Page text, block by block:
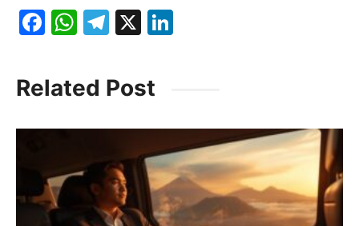
F
c
e
b
o
k
W
at
s
A
p
T
e
gr
a
X
dI
n
Related Post